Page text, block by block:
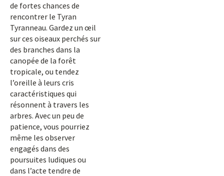
de fortes chances de
rencontrer le Tyran
Tyranneau. Gardez un œil
sur ces oiseaux perchés sur
des branches dans la
canopée de la forêt
tropicale, ou tendez
l’oreille à leurs cris
caractéristiques qui
résonnent à travers les
arbres. Avec un peu de
patience, vous pourriez
même les observer
engagés dans des
poursuites ludiques ou
dans l’acte tendre de